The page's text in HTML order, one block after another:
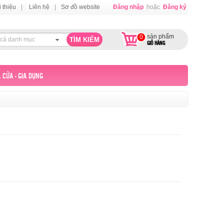
thiệu Liên hệ Sơ đồ website Đăng nhập hoặc Đăng ký
danh mục 0 sản phẩm
GIỎ HÀNG
- GIA DỤNG